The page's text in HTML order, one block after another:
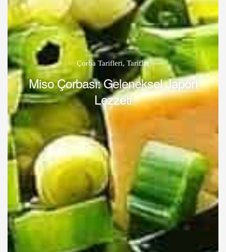
Çorba Tarifleri, Tarifler
Miso Çorbası: Geleneksel Japon
Lezzeti